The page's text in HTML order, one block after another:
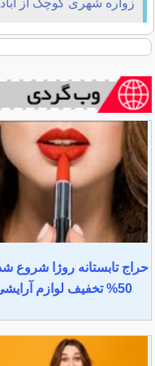
زواره شهری کوچک از
حراج تابستانه روژا شروع
50% تخفیف لوازم آرایشی